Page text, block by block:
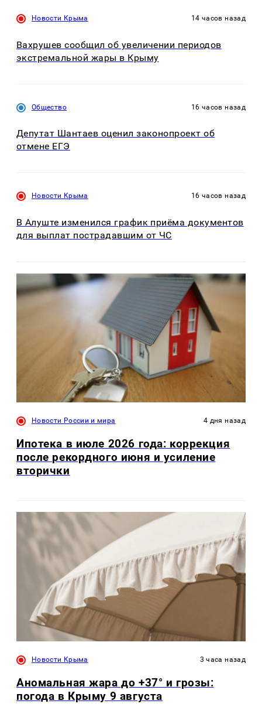
Новости Крыма 14 часов назад
Вахрушев сообщил об увеличении периодов
экстремальной жары в Крыму
Общество 16 часов назад
Депутат Шантаев оценил законопроект об
отмене ЕГЭ
Новости Крыма 16 часов назад
В Алуште изменился график приёма документов
для выплат пострадавшим от ЧС
Новости России и мира 4 дня назад
Ипотека в июле 2026 года: коррекция
после рекордного июня и усиление
вторички
Новости Крыма 3 часа назад
Аномальная жара до +37° и грозы:
погода в Крыму 9 августа